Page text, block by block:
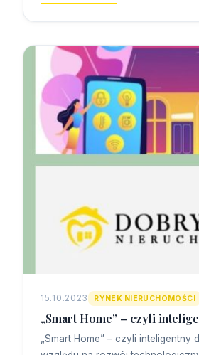
15.10.2023 RYNEK NIERUCHOMOŚCI
„Smart Home” – czyli
„Smart Home” – czyli inteligentny